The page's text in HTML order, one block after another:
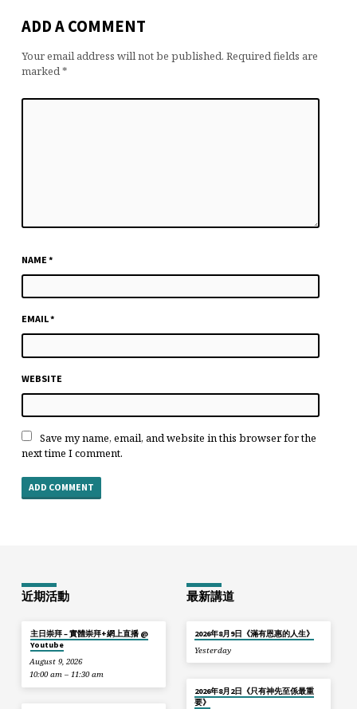
ADD A COMMENT
Your email address will not be published. Required fields are
marked*
NAME *
EMAIL*
WEBSITE
Save my name, email, and website in this browser for the
next time I comment.
近期活動
主日崇拜 – 實體崇拜+網上直播 @
Youtube
August 9, 2026
10:00 am – 11:30 am
最新講道
2026年8月9日《滿有恩惠的人生》
Yesterday
2026年8月2日《只有神先至係最重
要》